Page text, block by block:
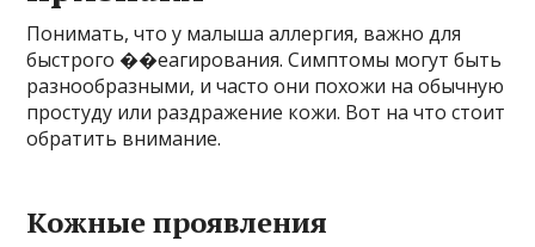
Понимать, что у малыша аллергия, важно для
быстрого ��еагирования. Симптомы могут быть
разнообразными, и часто они похожи на обычную
простуду или раздражение кожи. Вот на что стоит
обратить внимание.
Кожные проявления